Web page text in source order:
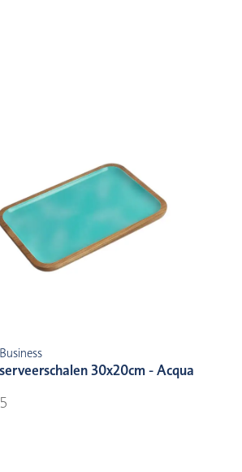
30x20cm - Acqua